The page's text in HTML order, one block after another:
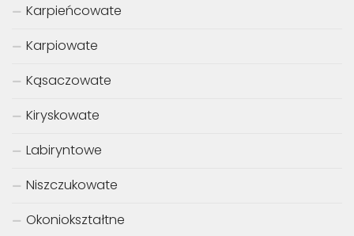
Karpieńcowate
Karpiowate
Kąsaczowate
Kiryskowate
Labiryntowe
Niszczukowate
Okoniokształtne